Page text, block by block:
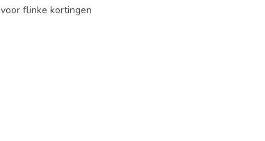
voor flinke kortingen